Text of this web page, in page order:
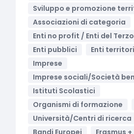
Sviluppo e promozione
Associazioni di categoria
Enti no profit / Enti del
Enti pubblici
Enti
Imprese
Imprese sociali/Società
Istituti Scolastici
Organismi di formazione
Università/Centri di ricerca
Bandi Europei
Erasmus +